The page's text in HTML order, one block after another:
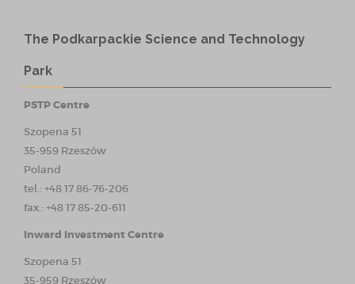
The Podkarpackie Science and Technology
Park
PSTP Centre
Szopena 51
35-959 Rzeszów
Poland
tel.: +48 17 86-76-206
fax.: +48 17 85-20-611
Inward Investment Centre
Szopena 51
35-959 Rzeszów